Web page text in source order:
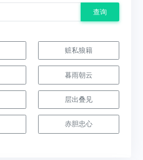
查询
赃私狼籍
暮雨朝云
层出叠见
赤胆忠心